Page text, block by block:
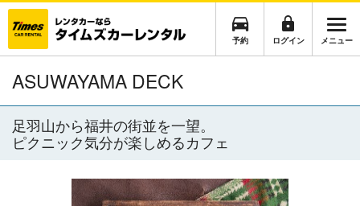
予約 ログイン メニュー
ASUWAYAMA DECK
足羽山から福井の街並を一望。
ピクニック気分が楽しめるカフェ